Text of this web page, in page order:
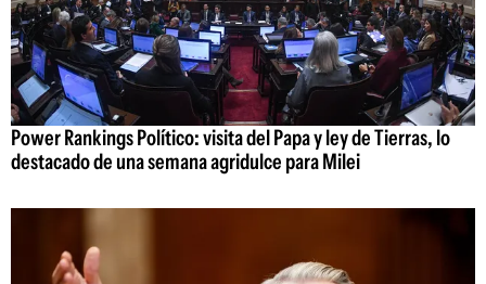
Power Rankings Político: visita del Papa y ley de Tierras, lo
destacado de una semana agridulce para Milei